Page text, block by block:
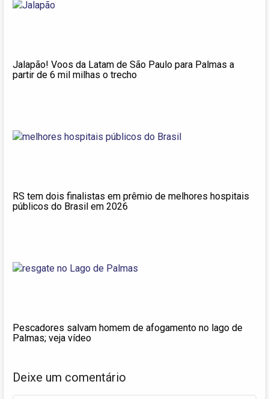
Jalapão! Voos da Latam de São Paulo para Palmas a
partir de 6 mil milhas o trecho
RS tem dois finalistas em prêmio de melhores hospitais
públicos do Brasil em 2026
Pescadores salvam homem de afogamento no lago de
Palmas; veja vídeo
Deixe um comentário